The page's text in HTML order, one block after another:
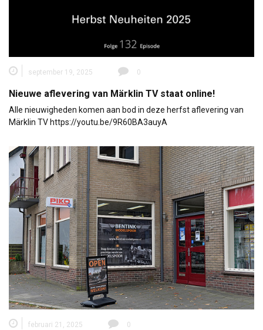
september 19, 2025 0
Nieuwe aflevering van Märklin TV staat online!
Alle nieuwigheden komen aan bod in deze herfst aflevering van
Märklin TV https://youtu.be/9R60BA3auyA
februari 21, 2025 0